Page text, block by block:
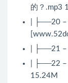
的？.mp3
| ├──20 –
| ├──21 –
| ├──22 –
15.24M